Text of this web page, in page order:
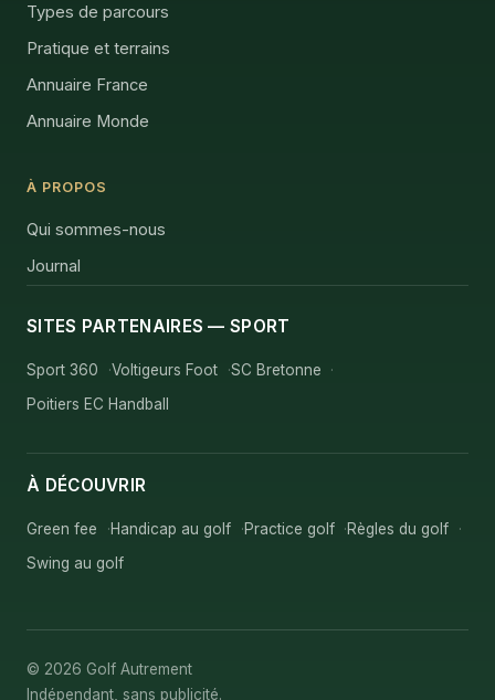
Types de parcours
Pratique et terrains
Annuaire France
Annuaire Monde
À PROPOS
Qui sommes-nous
Journal
SITES PARTENAIRES — SPORT
Sport 360 Voltigeurs Foot
SC Bretonne
Poitiers EC Handball
À DÉCOUVRIR
Green fee Handicap au golf Practice golf
Règles du golf
Swing au golf
© 2026 Golf Autrement
Indépendant, sans publicité.